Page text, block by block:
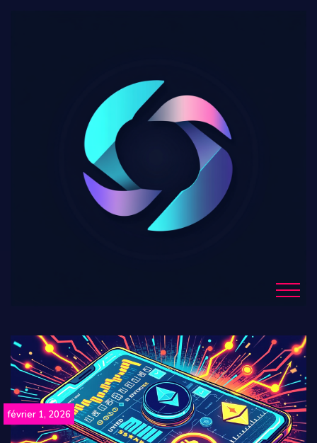
: Vers une application
unique pour investir en
actions et
cryptomonnaies ?
Blog Details
février 1, 2026